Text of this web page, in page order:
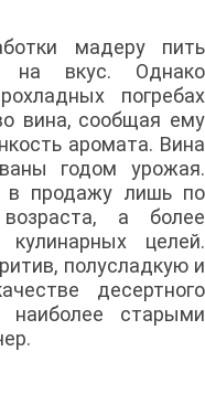
мадеру пить
на вкус. Однако
погребах
вина, сообщая ему
аромата. Вина
годом урожая.
в продажу лишь по
а более
целей.
полусладкую и
десертного
старыми